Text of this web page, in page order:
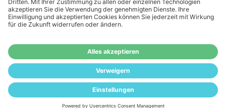
Das Angebot von tonermacher.de richtet sich
nicht an Wiederverkäufer. Wenn Sie Wiederverkäufer sind,
registrieren Sie sich bitte in unserem Händler-Portal
www.tonerhersteller.de